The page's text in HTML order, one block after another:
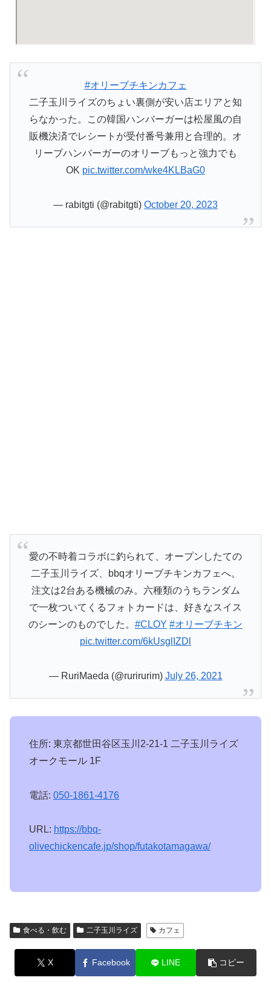
#オリーブチキンカフェ
二子玉川ライズのちょい裏側が安い店エリアと知
らなかった。この韓国ハンバーガーは松屋風の自
販機決済でレシートが受付番号兼用と合理的。オ
リーブハンバーガーのオリーブもっと強力でも
OK pic.twitter.com/wke4KLBaG0
— rabitgti (@rabitgti) October 20, 2023
愛の不時着コラボに釣られて、オープンしたての
二子玉川ライズ、bbqオリーブチキンカフェへ。
注文は2台ある機械のみ。六種類のうちランダム
で一枚ついてくるフォトカードは、好きなスイス
のシーンのものでした。 #CLOY #オリーブチキン
pic.twitter.com/6kUsglIZDl
— RuriMaeda (@rurirurim) July 26, 2021
住所: 東京都世田谷区玉川2-21-1 二子玉川ライズ
オークモール 1F
電話: 050-1861-4176
URL: https://bbq-
olivechickencafe.jp/shop/futakotamagawa/
食べる・飲む 二子玉川ライズ カフェ
X Facebook LINE コピー